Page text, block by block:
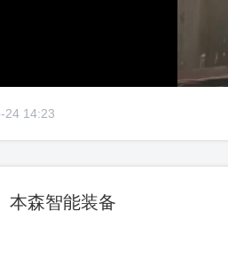
24 14:23
本森智能装备